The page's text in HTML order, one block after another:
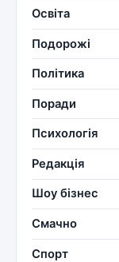
Освіта
Подорожі
Політика
Поради
Психологія
Редакція
Шоу бізнес
Смачно
Спорт